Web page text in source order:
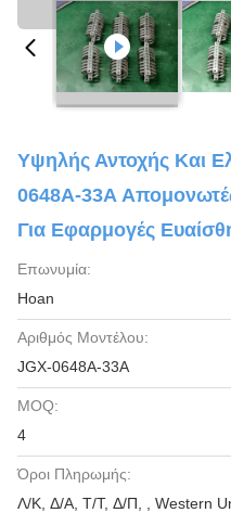
Υψηλής Αντοχής Και
0648A-33A
Για Εφαρμογές
Επωνυμία:
Hoan
Αριθμός Μοντέλου:
JGX-0648A-33A
MOQ:
4
Όροι Πληρωμής:
Λ/Κ, Δ/Α, Τ/Τ, Δ/Π, , Western